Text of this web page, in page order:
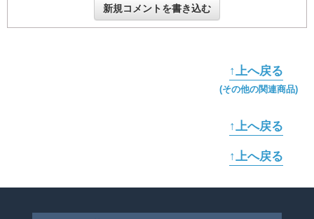
新規コメントを書き込む
↑上へ戻る
(その他の関連商品)
↑上へ戻る
↑上へ戻る